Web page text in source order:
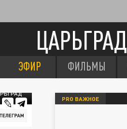
ЦАРЬГРАД
ЭФИР ФИЛЬМЫ
PRO ВАЖНОЕ